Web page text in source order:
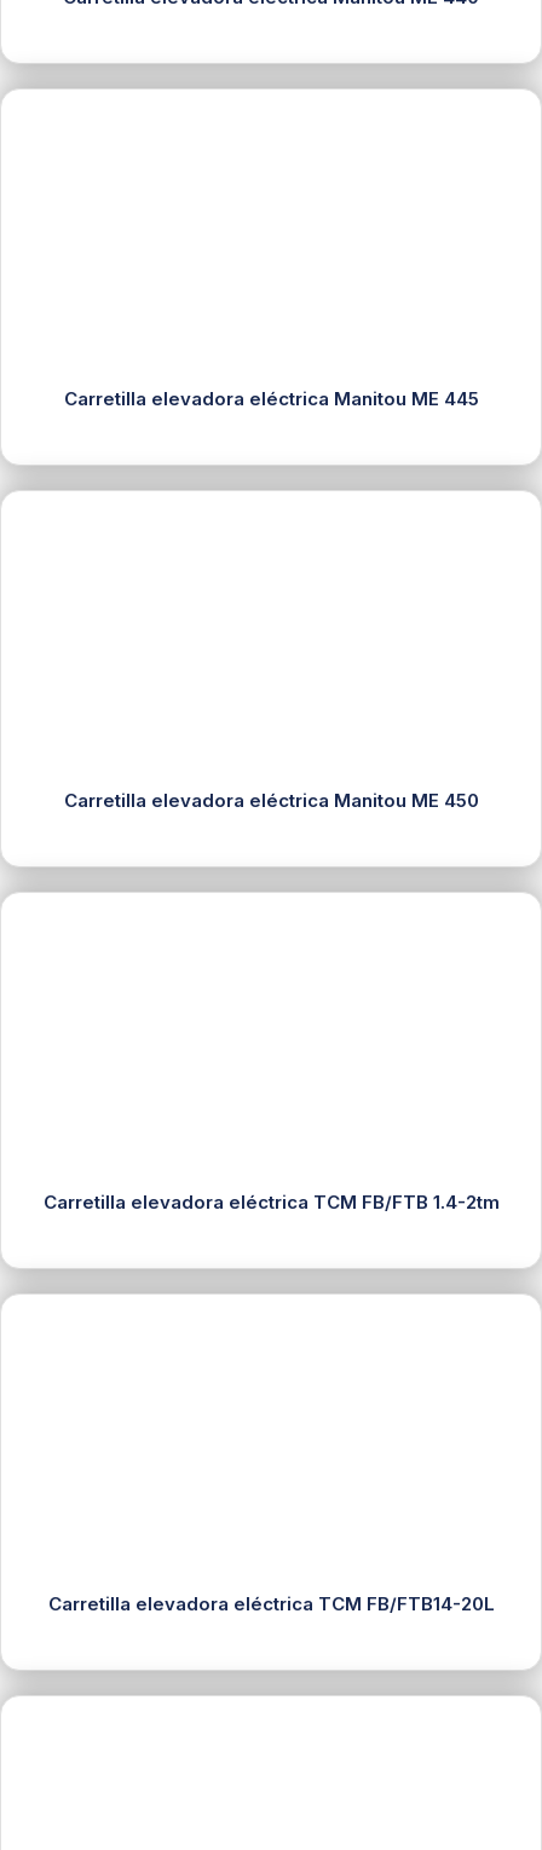
Carretilla elevadora eléctrica Manitou ME 445
Carretilla elevadora eléctrica Manitou ME 450
Carretilla elevadora eléctrica TCM FB/FTB 1.4-2tm
Carretilla elevadora eléctrica TCM FB/FTB14-20L